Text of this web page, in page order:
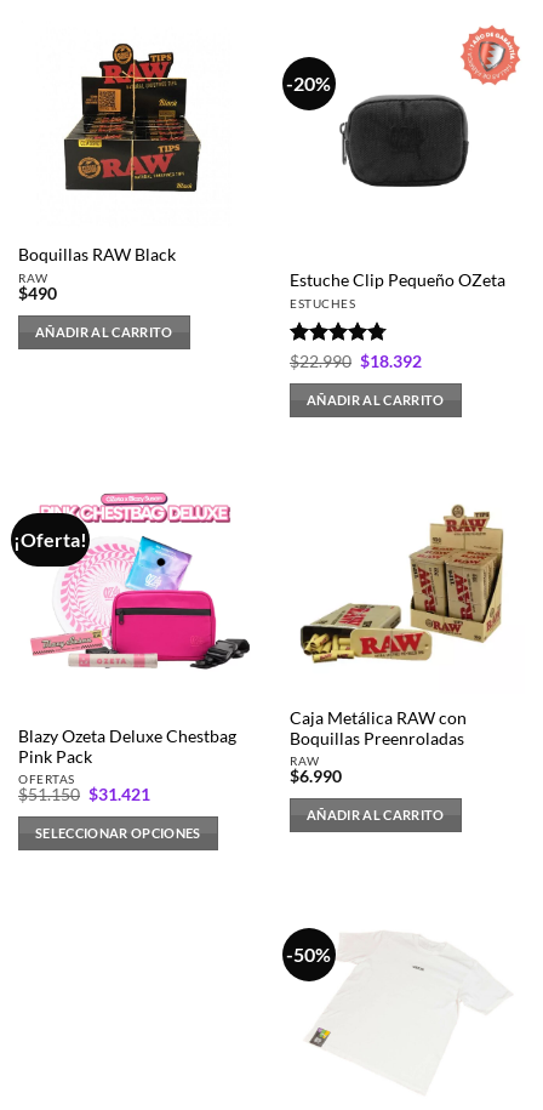
Boquillas RAW Black
RAW
$490
AÑADIR AL CARRITO
-20%
Estuche Clip Pequeño OZeta
ESTUCHES
Valorado
con4.75
de 5
$22.990 El
original
era:
$22.990.
$18.392El
actual
es:
$18.392.
AÑADIR AL CARRITO
¡Oferta!
Blazy Ozeta Deluxe Chestbag
Pink Pack
OFERTAS
$51.150 El
original
era:
$51.150.
$31.421El
actual
es:
$31.421.
SELECCIONAR OPCIONES
Caja Metálica RAW con
Boquillas Preenroladas
RAW
$6.990
AÑADIR AL CARRITO
-50%